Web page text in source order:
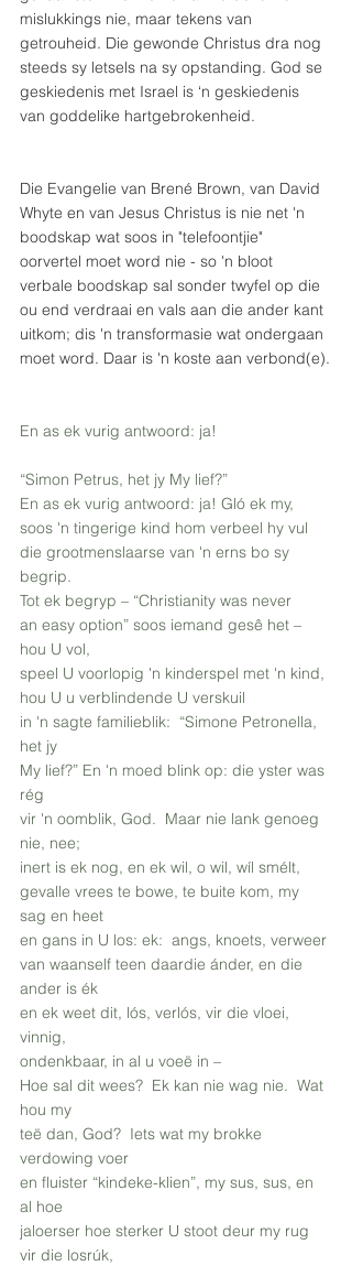
mislukkings nie, maar tekens van
getrouheid. Die gewonde Christus dra nog
steeds sy letsels na sy opstanding. God se
geskiedenis met Israel is ‘n geskiedenis
van goddelike hartgebrokenheid.
Die Evangelie van Brené Brown, van David
Whyte en van Jesus Christus is nie net 'n
boodskap wat soos in "telefoontjie"
oorvertel moet word nie - so 'n bloot
verbale boodskap sal sonder twyfel op die
ou end verdraai en vals aan die ander kant
uitkom; dis 'n transformasie wat ondergaan
moet word. Daar is 'n koste aan verbond(e).
En as ek vurig antwoord: ja!
“Simon Petrus, het jy My lief?”
En as ek vurig antwoord: ja! Gló ek my,
soos 'n tingerige kind hom verbeel hy vul
die grootmenslaarse van 'n erns bo sy
begrip.
Tot ek begryp – “Christianity was never
an easy option” soos iemand gesê het –
hou U vol,
speel U voorlopig 'n kinderspel met 'n kind,
hou U u verblindende U verskuil
in 'n sagte familieblik:  “Simone Petronella,
het jy
My lief?” En 'n moed blink op: die yster was
rég
vir 'n oomblik, God.  Maar nie lank genoeg
nie, nee;
inert is ek nog, en ek wil, o wil, wíl smélt,
gevalle vrees te bowe, te buite kom, my
sag en heet
en gans in U los: ek:  angs, knoets, verweer
van waanself teen daardie ánder, en die
ander is ék
en ek weet dit, lós, verlós, vir die vloei,
vinnig,
ondenkbaar, in al u voeë in –
Hoe sal dit wees?  Ek kan nie wag nie.  Wat
hou my
teë dan, God?  Iets wat my brokke
verdowing voer
en fluister “kindeke-klien”, my sus, sus, en
al hoe
jaloerser hoe sterker U stoot deur my rug
vir die losrúk,